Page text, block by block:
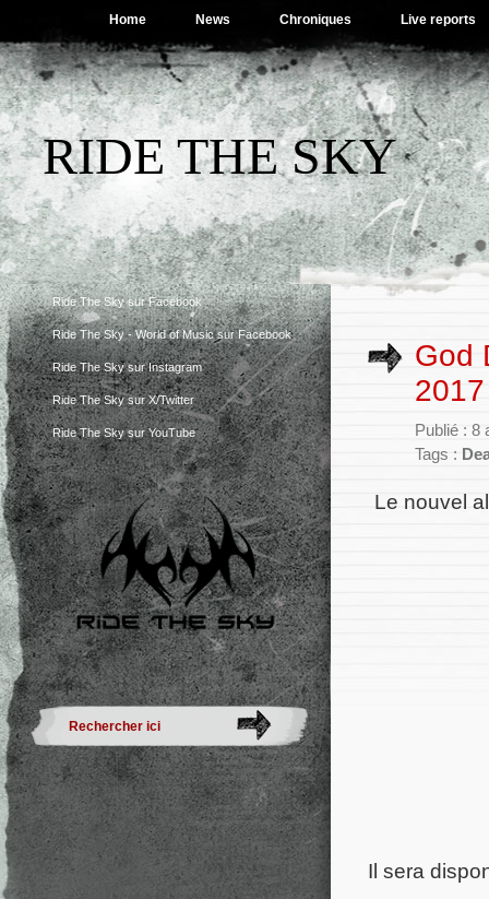
Home News Chroniques Live reports
RIDE THE SKY
Ride The Sky sur Facebook
Ride The Sky - World of Music sur Facebook
Ride The Sky sur Instagram
Ride The Sky sur X/Twitter
Ride The Sky sur YouTube
God
2017
Publié : 8
Tags :
Le nouvel
Il sera